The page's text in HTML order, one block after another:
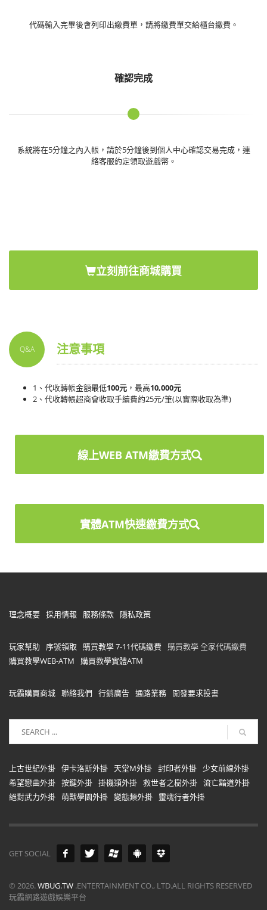
代碼輸入完畢後會列印出繳費單，請將繳費單交給櫃台繳費。
確認完成
系統將在5分鐘之內入帳，請於5分鐘後到個人中心確認交易完成，連
絡客服約定領取遊戲幣。
立刻前往商城購買
Q&A 注意事項
1、代收轉帳金額最低100元 ，最高10,000元
2、代收轉帳超商會收取手續費約25元/筆(以實際收取為準)
線上WEB ATM繳費方式
實體ATM快速繳費方式
理念概要 採用情報 服務條款 隱私政策
玩家幫助 序號領取 購買教學 7-11代碼繳費
購買教學 全家代碼繳費
購買教學WEB-ATM
購買教學實體ATM
玩霸購買商城 聯絡我們 行銷廣告 通路業務 開發要求投書
上古世紀外掛 伊卡洛斯外掛 天堂M外掛 封印者外掛
少女前線外掛
希望戀曲外掛 按鍵外掛 掛機類外掛 救世者之樹外掛 流亡黯道外掛
絕對武力外掛 萌獸學園外掛 變態類外掛 靈魂行者外掛
GET SOCIAL
© 2026.WBUG.TW .ENTERTAINMENT CO., LTD.ALL RIGHTS RESERVED
玩霸網路遊戲娛樂平台